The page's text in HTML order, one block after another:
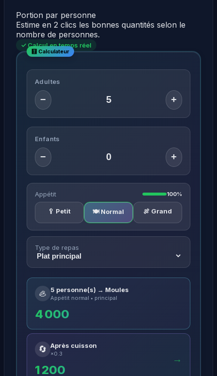
Portion par personne
Estime en 2 clics les bonnes quantités selon le
nombre de personnes.
✓ Calcul en temps réel
Adultes
− +
Enfants
− +
Appétit 100%
🥄 Petit 🍽️ Normal 🍖 Grand
Type de repas
🦪 5 personne(s) → Moules
Appétit normal • principal
4 000
🔄 Après cuisson
×0.3
1 200
→